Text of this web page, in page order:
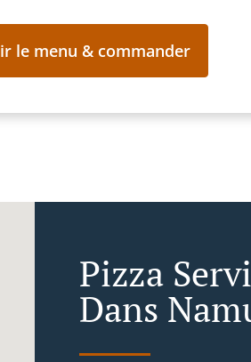
le menu & commander
Pizza
Dans